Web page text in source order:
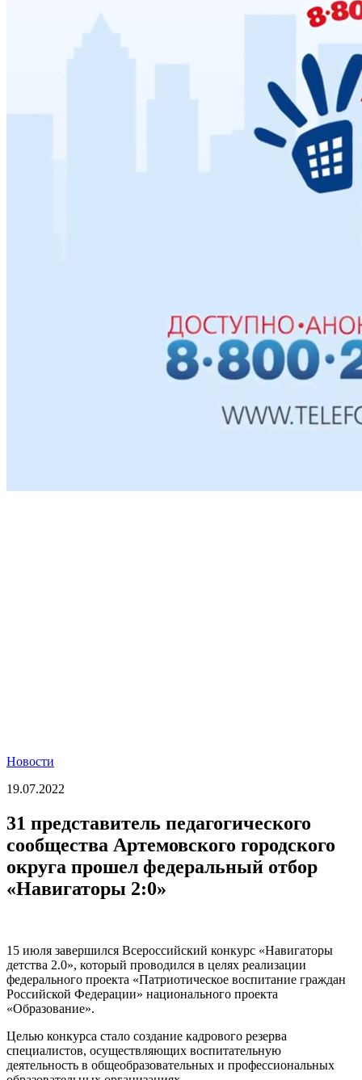
Новости
19.07.2022
31 представитель педагогического
сообщества Артемовского городского
округа прошел федеральный отбор
«Навигаторы 2:0»
15 июля завершился Всероссийский конкурс «Навигаторы
детства 2.0», который проводился в целях реализации
федерального проекта «Патриотическое воспитание граждан
Российской Федерации» национального проекта
«Образование».
Целью конкурса стало создание кадрового резерва
специалистов, осуществляющих воспитательную
деятельность в общеобразовательных и профессиональных